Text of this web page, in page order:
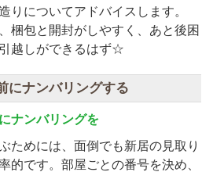
りについてアドバイスします。
梱包と開封がしやすく、あと後困
越しができるはず☆
にナンバリングする
ナンバリングを
ためには、面倒でも新居の見取り
的です。部屋ごとの番号を決め、